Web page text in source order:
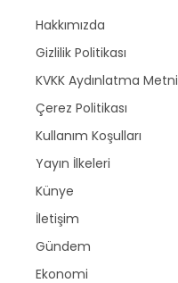
Hakkımızda
Gizlilik Politikası
KVKK Aydınlatma Metni
Çerez Politikası
Kullanım Koşulları
Yayın İlkeleri
Künye
İletişim
Gündem
Ekonomi